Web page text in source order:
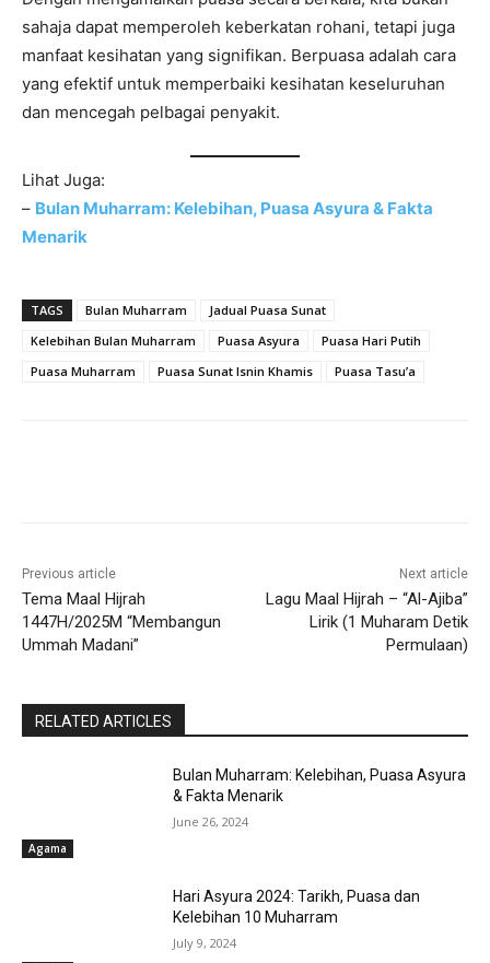
sahaja dapat memperoleh keberkatan rohani, tetapi juga
manfaat kesihatan yang signifikan. Berpuasa adalah cara
yang efektif untuk memperbaiki kesihatan keseluruhan
dan mencegah pelbagai penyakit.
Lihat Juga:
– Bulan Muharram: Kelebihan, Puasa Asyura & Fakta
Menarik
TAGS Bulan Muharram
Jadual Puasa Sunat
Kelebihan Bulan Muharram
Puasa Asyura
Puasa Hari Putih
Puasa Muharram
Puasa Sunat Isnin Khamis Puasa Tasu’a
Previous article
Tema Maal Hijrah
1447H/2025M “Membangun
Ummah Madani”
Next article
Lagu Maal Hijrah – “Al-Ajiba”
Lirik (1 Muharam Detik
Permulaan)
RELATED ARTICLES
Agama
Bulan Muharram: Kelebihan, Puasa Asyura
& Fakta Menarik
June 26, 2024
Hari Asyura 2024: Tarikh, Puasa dan
Kelebihan 10 Muharram
July 9, 2024